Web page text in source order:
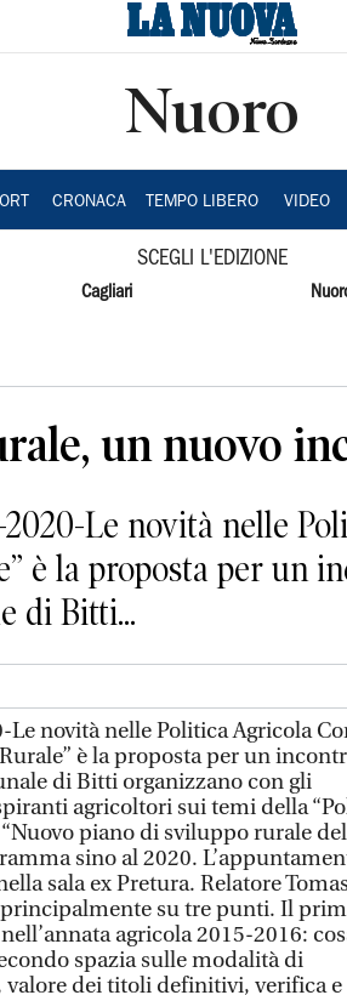
Nuoro
CRONACA TEMPO LIBERO VIDEO
SCEGLI L'EDIZIONE
Cagliari
un nuovo
2020-Le novità nelle
è la proposta per un
di Bitti...
Le novità nelle Politica Agricola
è la proposta per un
di Bitti organizzano con gli
agricoltori sui temi della
piano di sviluppo rurale
sino al 2020.
sala ex Pretura. Relatore
principalmente su tre punti. Il
agricola 2015-2016:
spazia sulle modalità di
dei titoli definitivi, verifica e